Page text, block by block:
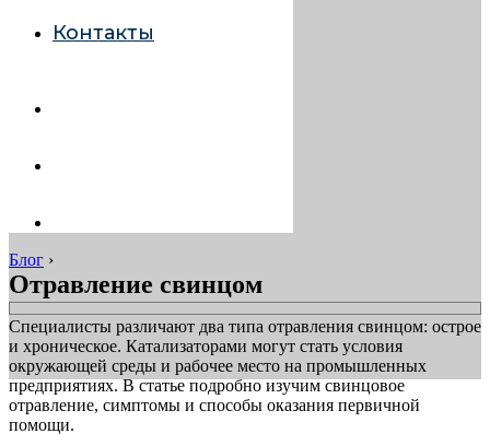
Контакты
Блог ›
Отравление свинцом
Специалисты различают два типа отравления свинцом: острое
и хроническое. Катализаторами могут стать условия
окружающей среды и рабочее место на промышленных
предприятиях. В статье подробно изучим свинцовое
отравление, симптомы и способы оказания первичной
помощи.